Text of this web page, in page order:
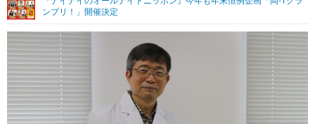
ショッピング その他
ンプリ！」開催決定